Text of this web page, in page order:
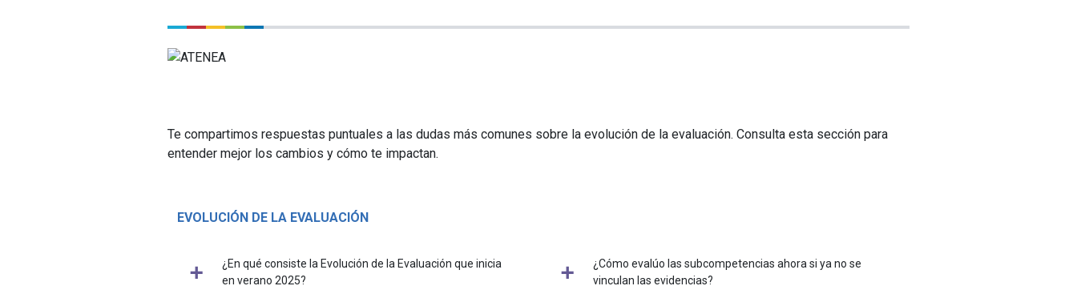
Te compartimos respuestas puntuales a las dudas más comunes sobre la evolución de la evaluación. Consulta esta sección para
entender mejor los cambios y cómo te impactan.
EVOLUCIÓN DE LA EVALUACIÓN
¿En qué consiste la Evolución de la Evaluación que inicia
en verano 2025?
¿Cómo evalúo las subcompetencias ahora si ya no se
vinculan las evidencias?